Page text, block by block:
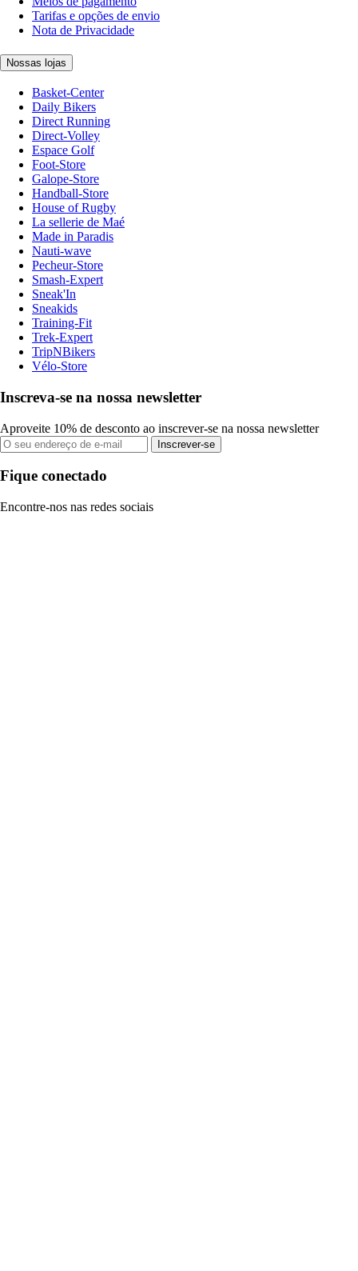
Tarifas e opções de envio
Nota de Privacidade
Nossas lojas
Basket-Center
Daily Bikers
Direct Running
Direct-Volley
Espace Golf
Foot-Store
Galope-Store
Handball-Store
House of Rugby
La sellerie de Maé
Made in Paradis
Nauti-wave
Pecheur-Store
Smash-Expert
Sneak'In
Sneakids
Training-Fit
Trek-Expert
TripNBikers
Vélo-Store
Inscreva-se na nossa newsletter
Aproveite 10% de desconto ao inscrever-se na nossa newsletter
Inscrever-se
Fique conectado
Encontre-nos nas redes sociais